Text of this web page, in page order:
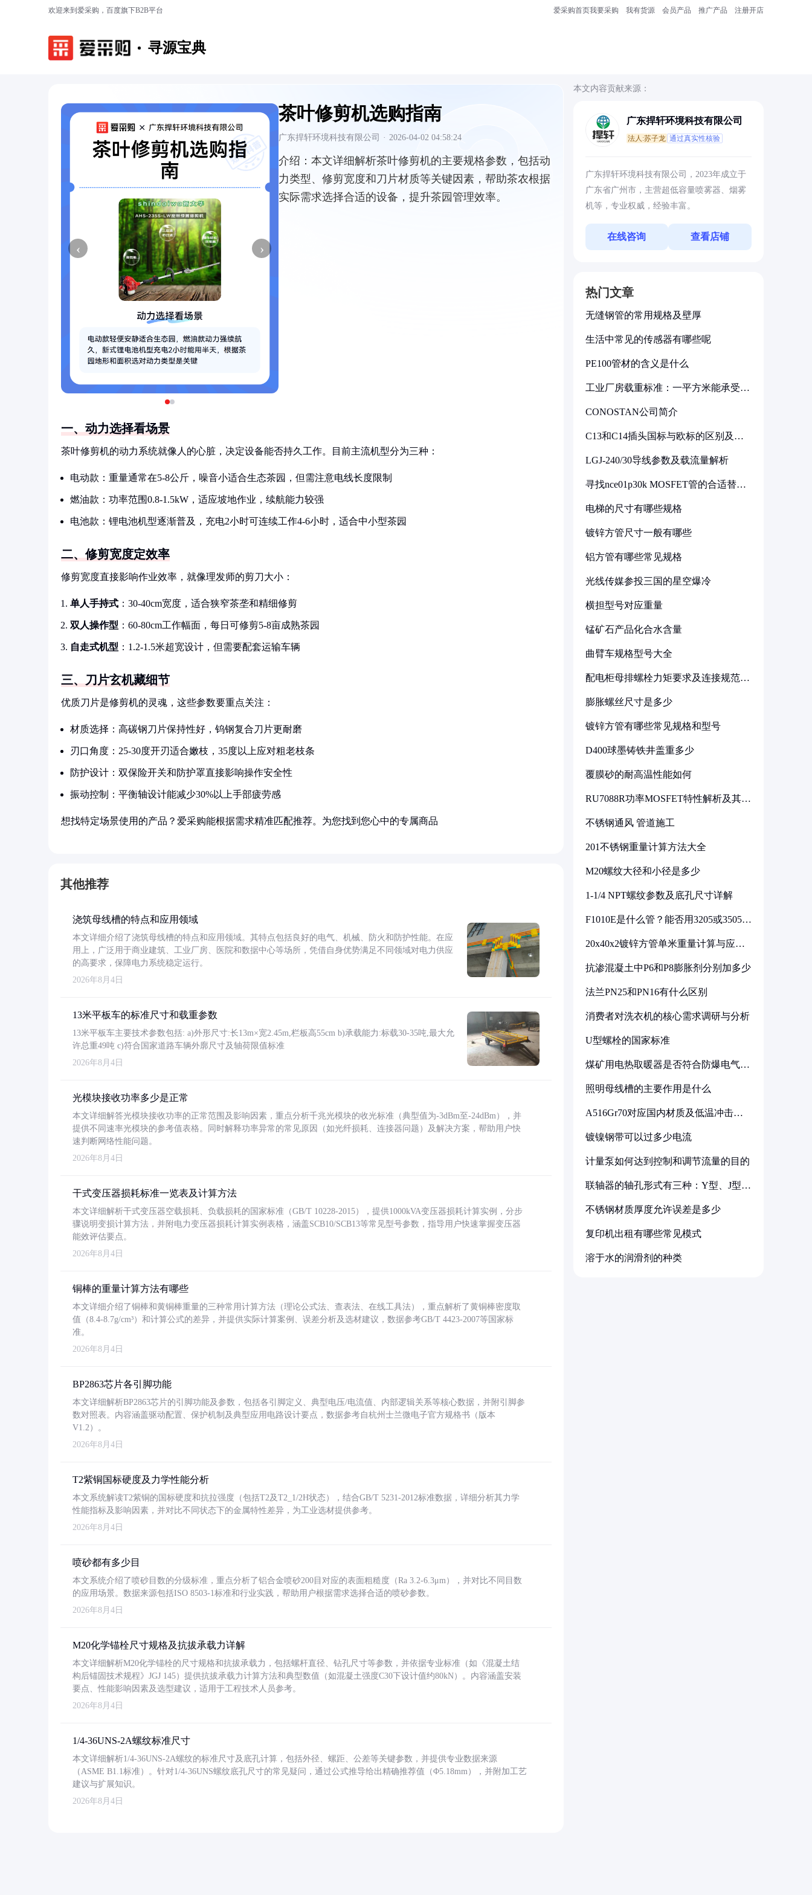
欢迎来到爱采购，百度旗下B2B平台 爱采购首页我要采购 我有货源 会员产品 推广产品 注册开店
寻源宝典
‹ ›
茶叶修剪机选购指南
广东捍轩环境科技有限公司 · 2026-04-02 04:58:24
介绍： 本文详细解析茶叶修剪机的主要规格参数，包括动
力类型、修剪宽度和刀片材质等关键因素，帮助茶农根据
实际需求选择合适的设备，提升茶园管理效率。
一、动力选择看场景
茶叶修剪机的动力系统就像人的心脏，决定设备能否持久工作。目前主流机型分为三种：
电动款：重量通常在5-8公斤，噪音小适合生态茶园，但需注意电线长度限制
燃油款：功率范围0.8-1.5kW，适应坡地作业，续航能力较强
电池款：锂电池机型逐渐普及，充电2小时可连续工作4-6小时，适合中小型茶园
二、修剪宽度定效率
修剪宽度直接影响作业效率，就像理发师的剪刀大小：
单人手持式 ：30-40cm宽度，适合狭窄茶垄和精细修剪
双人操作型 ：60-80cm工作幅面，每日可修剪5-8亩成熟茶园
自走式机型 ：1.2-1.5米超宽设计，但需要配套运输车辆
三、刀片玄机藏细节
优质刀片是修剪机的灵魂，这些参数要重点关注：
材质选择：高碳钢刀片保持性好，钨钢复合刀片更耐磨
刃口角度：25-30度开刃适合嫩枝，35度以上应对粗老枝条
防护设计：双保险开关和防护罩直接影响操作安全性
振动控制：平衡轴设计能减少30%以上手部疲劳感
想找特定场景使用的产品？爱采购能根据需求精准匹配推荐。为您找到您心中的专属商品
其他推荐
浇筑母线槽的特点和应用领域
本文详细介绍了浇筑母线槽的特点和应用领域。其特点包括良好的电气、机械、防火和防护性能。在应
用上，广泛用于商业建筑、工业厂房、医院和数据中心等场所，凭借自身优势满足不同领域对电力供应
的高要求，保障电力系统稳定运行。
2026年8月4日
13米平板车的标准尺寸和载重参数
13米平板车主要技术参数包括: a)外形尺寸:长13m×宽2.45m,栏板高55cm b)承载能力:标载30-35吨,最大允
许总重49吨 c)符合国家道路车辆外廓尺寸及轴荷限值标准
2026年8月4日
光模块接收功率多少是正常
本文详细解答光模块接收功率的正常范围及影响因素，重点分析千兆光模块的收光标准（典型值为-3dBm至-24dBm），并
提供不同速率光模块的参考值表格。同时解释功率异常的常见原因（如光纤损耗、连接器问题）及解决方案，帮助用户快
速判断网络性能问题。
2026年8月4日
干式变压器损耗标准一览表及计算方法
本文详细解析干式变压器空载损耗、负载损耗的国家标准（GB/T 10228-2015），提供1000kVA变压器损耗计算实例，分步
骤说明变损计算方法，并附电力变压器损耗计算实例表格，涵盖SCB10/SCB13等常见型号参数，指导用户快速掌握变压器
能效评估要点。
2026年8月4日
铜棒的重量计算方法有哪些
本文详细介绍了铜棒和黄铜棒重量的三种常用计算方法（理论公式法、查表法、在线工具法），重点解析了黄铜棒密度取
值（8.4-8.7g/cm³）和计算公式的差异，并提供实际计算案例、误差分析及选材建议，数据参考GB/T 4423-2007等国家标
准。
2026年8月4日
BP2863芯片各引脚功能
本文详细解析BP2863芯片的引脚功能及参数，包括各引脚定义、典型电压/电流值、内部逻辑关系等核心数据，并附引脚参
数对照表。内容涵盖驱动配置、保护机制及典型应用电路设计要点，数据参考自杭州士兰微电子官方规格书（版本
V1.2）。
2026年8月4日
T2紫铜国标硬度及力学性能分析
本文系统解读T2紫铜的国标硬度和抗拉强度（包括T2及T2_1/2H状态），结合GB/T 5231-2012标准数据，详细分析其力学
性能指标及影响因素，并对比不同状态下的金属特性差异，为工业选材提供参考。
2026年8月4日
喷砂都有多少目
本文系统介绍了喷砂目数的分级标准，重点分析了铝合金喷砂200目对应的表面粗糙度（Ra 3.2-6.3μm），并对比不同目数
的应用场景。数据来源包括ISO 8503-1标准和行业实践，帮助用户根据需求选择合适的喷砂参数。
2026年8月4日
M20化学锚栓尺寸规格及抗拔承载力详解
本文详细解析M20化学锚栓的尺寸规格和抗拔承载力，包括螺杆直径、钻孔尺寸等参数，并依据专业标准（如《混凝土结
构后锚固技术规程》JGJ 145）提供抗拔承载力计算方法和典型数值（如混凝土强度C30下设计值约80kN）。内容涵盖安装
要点、性能影响因素及选型建议，适用于工程技术人员参考。
2026年8月4日
1/4-36UNS-2A螺纹标准尺寸
本文详细解析1/4-36UNS-2A螺纹的标准尺寸及底孔计算，包括外径、螺距、公差等关键参数，并提供专业数据来源
（ASME B1.1标准）。针对1/4-36UNS螺纹底孔尺寸的常见疑问，通过公式推导给出精确推荐值（Φ5.18mm），并附加工艺
建议与扩展知识。
2026年8月4日
本文内容贡献来源：
广东捍轩环境科技有限公司
法人:苏子龙 通过真实性核验
广东捍轩环境科技有限公司，2023年成立于
广东省广州市，主营超低容量喷雾器、烟雾
机等，专业权威，经验丰富。
在线咨询 查看店铺
热门文章
无缝钢管的常用规格及壁厚
生活中常见的传感器有哪些呢
PE100管材的含义是什么
工业厂房载重标准：一平方米能承受多
CONOSTAN公司简介
C13和C14插头国标与欧标的区别及其
LGJ-240/30导线参数及载流量解析
寻找nce01p30k MOSFET管的合适替代
电梯的尺寸有哪些规格
镀锌方管尺寸一般有哪些
铝方管有哪些常见规格
光线传媒参投三国的星空爆冷
横担型号对应重量
锰矿石产品化合水含量
曲臂车规格型号大全
配电柜母排螺栓力矩要求及连接规范详
膨胀螺丝尺寸是多少
镀锌方管有哪些常见规格和型号
D400球墨铸铁井盖重多少
覆膜砂的耐高温性能如何
RU7088R功率MOSFET特性解析及其在
不锈钢通风 管道施工
201不锈钢重量计算方法大全
M20螺纹大径和小径是多少
1-1/4 NPT螺纹参数及底孔尺寸详解
F1010E是什么管？能否用3205或3505代
20x40x2镀锌方管单米重量计算与应用
抗渗混凝土中P6和P8膨胀剂分别加多少
法兰PN25和PN16有什么区别
消费者对洗衣机的核心需求调研与分析
U型螺栓的国家标准
煤矿用电热取暖器是否符合防爆电气设
照明母线槽的主要作用是什么
A516Gr70对应国内材质及低温冲击要
镀镍钢带可以过多少电流
计量泵如何达到控制和调节流量的目的
联轴器的轴孔形式有三种：Y型、J型、
不锈钢材质厚度允许误差是多少
复印机出租有哪些常见模式
溶于水的润滑剂的种类